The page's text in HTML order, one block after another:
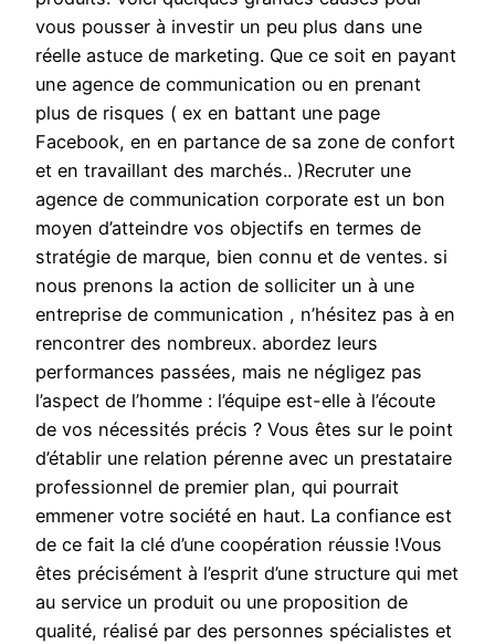
vous pousser à investir un peu plus dans une
réelle astuce de marketing. Que ce soit en payant
une agence de communication ou en prenant
plus de risques ( ex en battant une page
Facebook, en en partance de sa zone de confort
et en travaillant des marchés.. )Recruter une
agence de communication corporate est un bon
moyen d’atteindre vos objectifs en termes de
stratégie de marque, bien connu et de ventes. si
nous prenons la action de solliciter un à une
entreprise de communication , n’hésitez pas à en
rencontrer des nombreux. abordez leurs
performances passées, mais ne négligez pas
l’aspect de l’homme : l’équipe est-elle à l’écoute
de vos nécessités précis ? Vous êtes sur le point
d’établir une relation pérenne avec un prestataire
professionnel de premier plan, qui pourrait
emmener votre société en haut. La confiance est
de ce fait la clé d’une coopération réussie !Vous
êtes précisément à l’esprit d’une structure qui met
au service un produit ou une proposition de
qualité, réalisé par des personnes spécialistes et